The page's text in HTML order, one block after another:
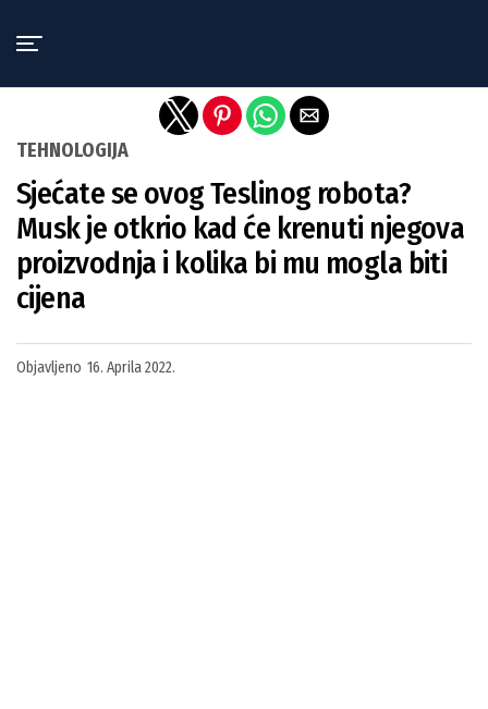
TEHNOLOGIJA
Sjećate se ovog Teslinog robota?
Musk je otkrio kad će krenuti njegova
proizvodnja i kolika bi mu mogla biti
cijena
Objavljeno 16. Aprila 2022.